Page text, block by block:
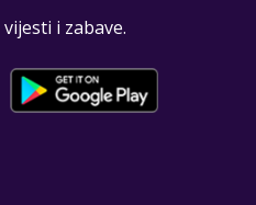
i zabave.